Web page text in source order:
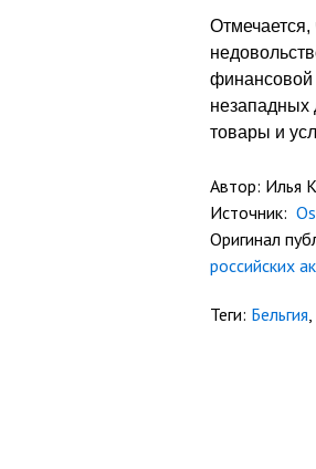
финансовой
незападных
товары и
Автор: Илья
Источник:
Оригинал
российских
Теги: Бельгия,